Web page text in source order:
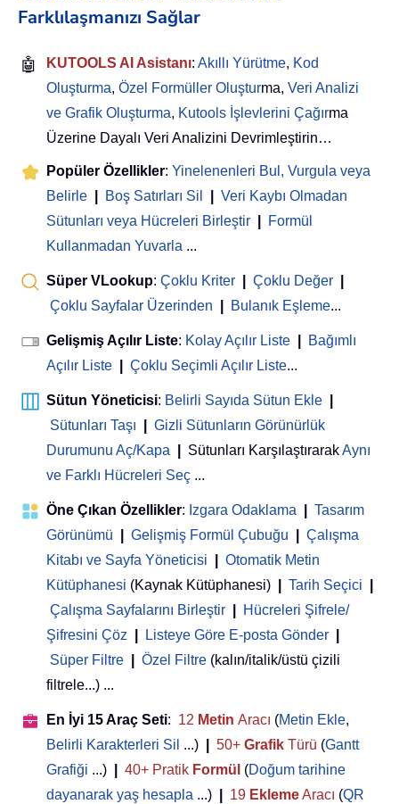
Farklılaşmanızı Sağlar
🤖 KUTOOLS AI Asistanı: Akıllı Yürütme, Kod
Oluşturma, Özel Formüller Oluşturma, Veri Analizi
ve Grafik Oluşturma, Kutools İşlevlerini Çağırma
Üzerine Dayalı Veri Analizini Devrimleştirin…
Popüler Özellikler: Yinelenenleri Bul, Vurgula veya
Belirle
Boş Satırları Sil
Veri Kaybı Olmadan
Sütunları veya Hücreleri Birleştir
Formül
Kullanmadan Yuvarla ...
Süper VLookup: Çoklu Kriter Çoklu Değer
Çoklu Sayfalar Üzerinden
Bulanık Eşleme...
Gelişmiş Açılır Liste: Kolay Açılır Liste
Bağımlı
Açılır Liste
Çoklu Seçimli Açılır Liste...
Sütun Yöneticisi: Belirli Sayıda Sütun Ekle
Sütunları Taşı
Gizli Sütunların Görünürlük
Durumunu Aç/Kapa
Sütunları KarşılaştırarakAynı
ve Farklı Hücreleri Seç ...
Öne Çıkan Özellikler: Izgara Odaklama
Tasarım
Görünümü
Gelişmiş Formül Çubuğu
Çalışma
Kitabı ve Sayfa Yöneticisi
Otomatik Metin
Kütüphanesi (Kaynak Kütüphanesi) Tarih Seçici
Çalışma Sayfalarını Birleştir
Hücreleri Şifrele/
Şifresini Çöz
Listeye Göre E-posta Gönder
Süper Filtre
Özel Filtre (kalın/italik/üstü çizili
filtrele...) ...
En İyi 15 Araç Seti: 12 Metin Aracı (Metin Ekle,
Belirli Karakterleri Sil ...) 50+ Grafik Türü (Gantt
Grafiği ...) 40+ Pratik Formül (Doğum tarihine
dayanarak yaş hesapla ...) 19 EklemeAracı (QR